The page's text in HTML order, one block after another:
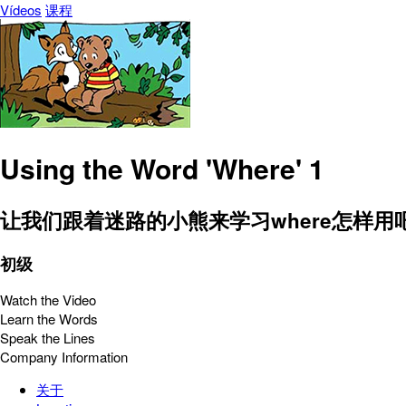
Vídeos 课程
Using the Word 'Where' 1
让我们跟着迷路的小熊来学习where怎样用
初级
Watch the Video
Learn the Words
Speak the Lines
Company Information
关于